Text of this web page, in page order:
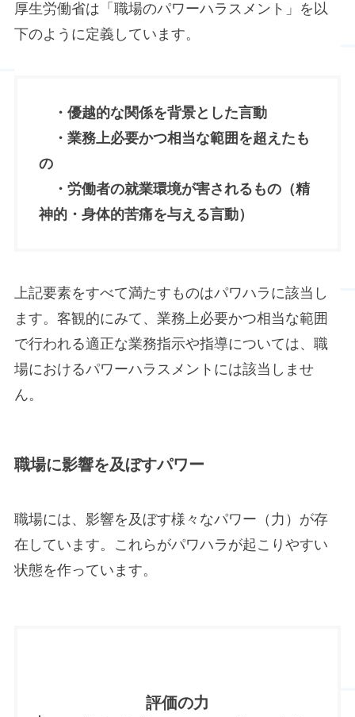
厚生労働省は「職場のパワーハラスメント」を以
下のように定義しています。
・優越的な関係を背景とした言動
・業務上必要かつ相当な範囲を超えたも
の
・労働者の就業環境が害されるもの（精
神的・身体的苦痛を与える言動）
上記要素をすべて満たすものはパワハラに該当し
ます。客観的にみて、業務上必要かつ相当な範囲
で行われる適正な業務指示や指導については、職
場におけるパワーハラスメントには該当しませ
ん。
職場に影響を及ぼすパワー
職場には、影響を及ぼす様々なパワー（力）が存
在しています。これらがパワハラが起こりやすい
状態を作っています。
評価の力